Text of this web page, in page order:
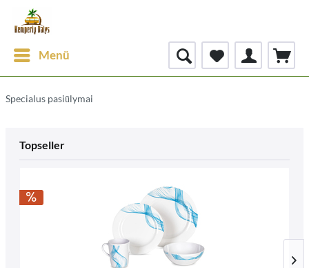
Menü
Specialus pasiūlymai
Topseller